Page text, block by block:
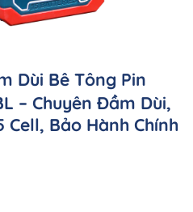
Dùi Bê Tông Pin
– Chuyên Đầm Dùi,
Cell, Bảo Hành Chính